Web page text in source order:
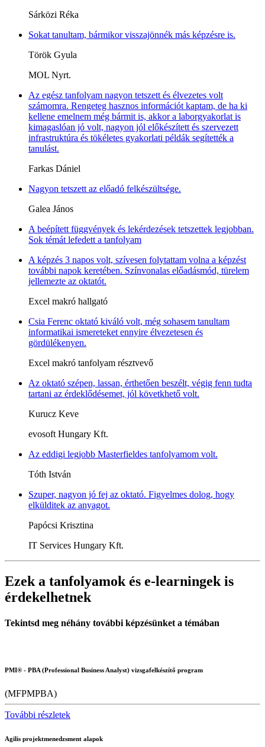
Sárközi Réka
Sokat tanultam, bármikor visszajönnék más képzésre is.
Török Gyula
MOL Nyrt.
Az egész tanfolyam nagyon tetszett és élvezetes volt
számomra. Rengeteg hasznos információt kaptam, de ha ki
kellene emelnem még bármit is, akkor a laborgyakorlat is
kimagaslóan jó volt, nagyon jól előkészített és szervezett
infrastruktúra és tökéletes gyakorlati példák segítették a
tanulást.
Farkas Dániel
Nagyon tetszett az előadó felkészültsége.
Galea János
A beépített függvények és lekérdezések tetszettek legjobban.
Sok témát lefedett a tanfolyam
A képzés 3 napos volt, szívesen folytattam volna a képzést
további napok keretében. Színvonalas előadásmód, türelem
jellemezte az oktatót.
Excel makró hallgató
Csia Ferenc oktató kiváló volt, még sohasem tanultam
informatikai ismereteket ennyire élvezetesen és
gördülékenyen.
Excel makró tanfolyam résztvevő
Az oktató szépen, lassan, érthetően beszélt, végig fenn tudta
tartani az érdeklődésemet, jól követkhető volt.
Kurucz Keve
evosoft Hungary Kft.
Az eddigi legjobb Masterfieldes tanfolyamom volt.
Tóth István
Szuper, nagyon jó fej az oktató. Figyelmes dolog, hogy
elkülditek az anyagot.
Papócsi Krisztina
IT Services Hungary Kft.
Ezek a tanfolyamok és e-learningek is
érdekelhetnek
Tekintsd meg néhány további képzésünket a témában
PMI® - PBA (Professional Business Analyst) vizsgafelkészítő program
(MFPMPBA)
További részletek
Agilis projektmenedzsment alapok